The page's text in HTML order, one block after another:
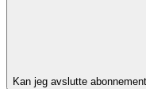
Kan jeg avslutte